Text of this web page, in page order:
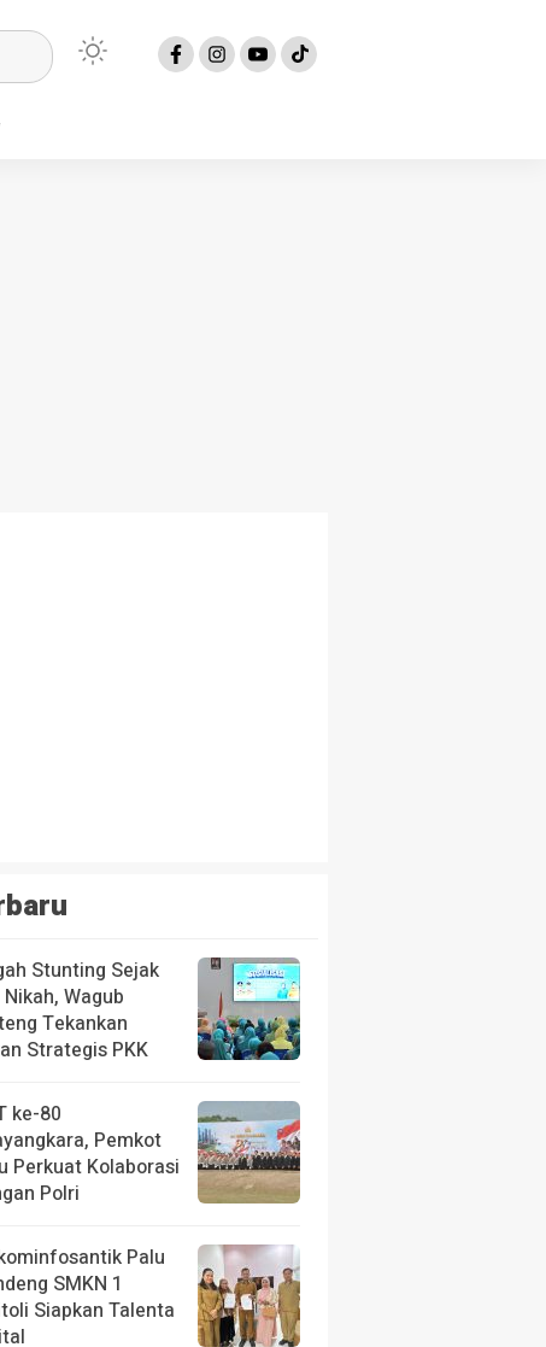
Stunting Sejak
Wagub
Tekankan
Strategis PKK
ke-80
Pemkot
Perkuat Kolaborasi
Polri
Palu
SMKN 1
Siapkan Talenta